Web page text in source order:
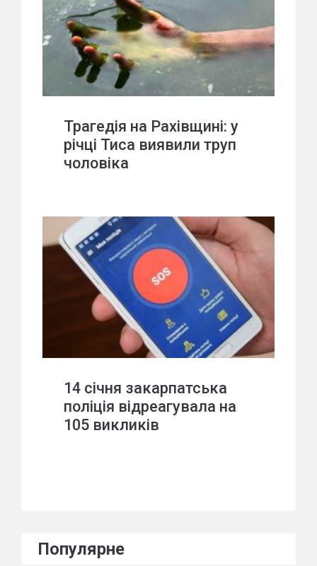
Трагедія на Рахівщині: у
річці Тиса виявили труп
чоловіка
14 січня закарпатська
поліція відреагувала на
105 викликів
Популярне